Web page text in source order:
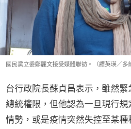
國民黨立委鄭麗文接受媒體聯訪。（譚英瑛／多
台行政院長蘇貞昌表示，雖然
總統權限，但他認為一旦現行
情勢，或是疫情突然失控至某